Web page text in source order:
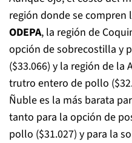
región donde se compren
ODEPA, la región de
opción de sobrecostilla y
($33.066) y la región de la
trutro entero de pollo
Ñuble es la más barata
tanto para la opción de
pollo ($31.027) y para la